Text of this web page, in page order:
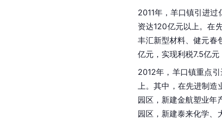
2011年，羊口镇引进
资达120亿元以上。在
丰汇新型材料、健元春
亿元，实现利税7.5亿
2012年，羊口镇重点
上。其中，在先进制
园区，新建金航塑业年
园区，新建泰来化学、